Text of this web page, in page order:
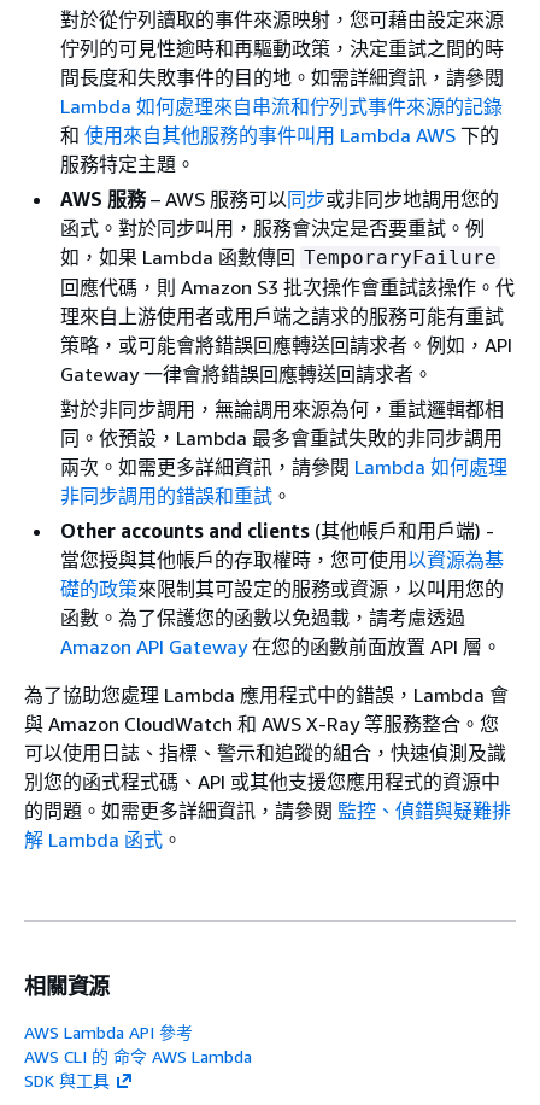
對於從佇列讀取的事件來源映射，您可藉由設定來源
佇列的可見性逾時和再驅動政策，決定重試之間的時
間長度和失敗事件的目的地。如需詳細資訊，請參閱
Lambda 如何處理來自串流和佇列式事件來源的記錄
和 使用來自其他服務的事件叫用 Lambda AWS 下的
服務特定主題。
AWS 服務– AWS 服務可以同步或非同步地調用您的
函式。對於同步叫用，服務會決定是否要重試。例
如，如果 Lambda 函數傳回 TemporaryFailure
回應代碼，則 Amazon S3 批次操作會重試該操作。代
理來自上游使用者或用戶端之請求的服務可能有重試
策略，或可能會將錯誤回應轉送回請求者。例如，API
Gateway 一律會將錯誤回應轉送回請求者。
對於非同步調用，無論調用來源為何，重試邏輯都相
同。依預設，Lambda 最多會重試失敗的非同步調用
兩次。如需更多詳細資訊，請參閱 Lambda 如何處理
非同步調用的錯誤和重試 。
Other accounts and clients (其他帳戶和用戶端) -
當您授與其他帳戶的存取權時，您可使用以資源為基
礎的政策來限制其可設定的服務或資源，以叫用您的
函數。為了保護您的函數以免過載，請考慮透過
Amazon API Gateway在您的函數前面放置 API 層。
為了協助您處理 Lambda 應用程式中的錯誤，Lambda 會
與 Amazon CloudWatch 和 AWS X-Ray 等服務整合。您
可以使用日誌、指標、警示和追蹤的組合，快速偵測及識
別您的函式程式碼、API 或其他支援您應用程式的資源中
的問題。如需更多詳細資訊，請參閱 監控、偵錯與疑難排
解 Lambda 函式 。
相關資源
AWS Lambda API 參考
AWS CLI 的 命令 AWS Lambda
SDK 與工具